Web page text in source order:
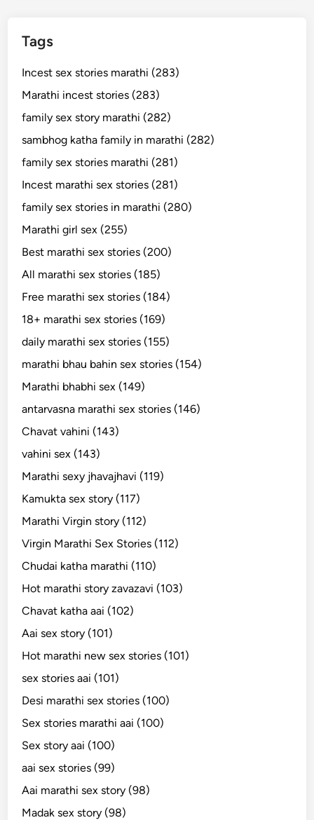
Tags
Incest sex stories marathi (283)
Marathi incest stories (283)
family sex story marathi (282)
sambhog katha family in marathi (282)
family sex stories marathi (281)
Incest marathi sex stories (281)
family sex stories in marathi (280)
Marathi girl sex (255)
Best marathi sex stories (200)
All marathi sex stories (185)
Free marathi sex stories (184)
18+ marathi sex stories (169)
daily marathi sex stories (155)
marathi bhau bahin sex stories (154)
Marathi bhabhi sex (149)
antarvasna marathi sex stories (146)
Chavat vahini (143)
vahini sex (143)
Marathi sexy jhavajhavi (119)
Kamukta sex story (117)
Marathi Virgin story (112)
Virgin Marathi Sex Stories (112)
Chudai katha marathi (110)
Hot marathi story zavazavi (103)
Chavat katha aai (102)
Aai sex story (101)
Hot marathi new sex stories (101)
sex stories aai (101)
Desi marathi sex stories (100)
Sex stories marathi aai (100)
Sex story aai (100)
aai sex stories (99)
Aai marathi sex story (98)
Madak sex story (98)